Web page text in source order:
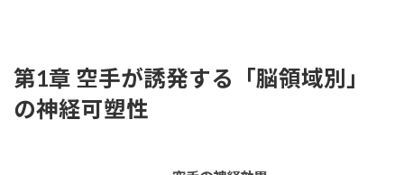
第1章 空手が誘発する「脳領域別」
の神経可塑性